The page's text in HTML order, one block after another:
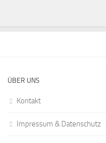
ÜBER UNS
Kontakt
Impressum & Datenschutz